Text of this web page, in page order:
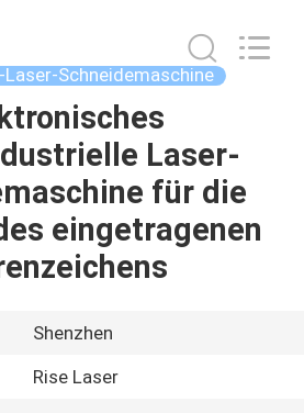
Schneidemaschine
Laser-
für die
eingetragenen
Shenzhen
Rise Laser